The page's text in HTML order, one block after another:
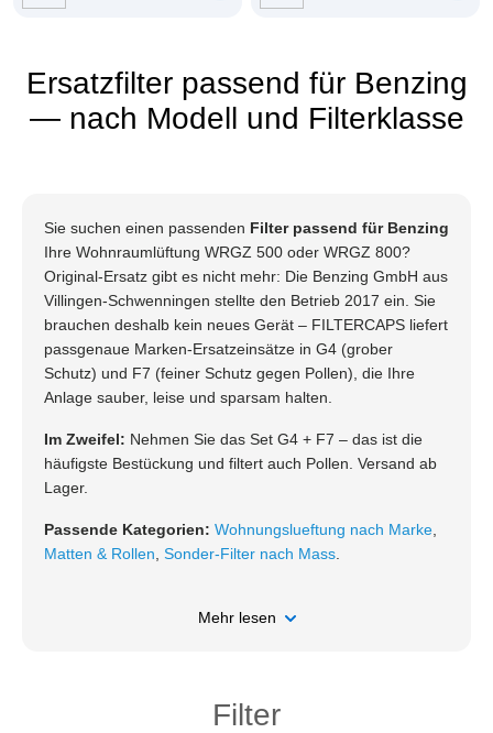
Ersatzfilter passend für Benzing
— nach Modell und Filterklasse
Sie suchen einen passenden Filter passend für Benzing
Ihre Wohnraumlüftung WRGZ 500 oder WRGZ 800?
Original-Ersatz gibt es nicht mehr: Die Benzing GmbH aus
Villingen-Schwenningen stellte den Betrieb 2017 ein. Sie
brauchen deshalb kein neues Gerät – FILTERCAPS liefert
passgenaue Marken-Ersatzeinsätze in G4 (grober
Schutz) und F7 (feiner Schutz gegen Pollen), die Ihre
Anlage sauber, leise und sparsam halten.
Im Zweifel: Nehmen Sie das Set G4 + F7 – das ist die
häufigste Bestückung und filtert auch Pollen. Versand ab
Lager.
Passende Kategorien: Wohnungslueftung nach Marke
Matten & Rollen Sonder-Filter nach Mass
Mehr lesen
Filter